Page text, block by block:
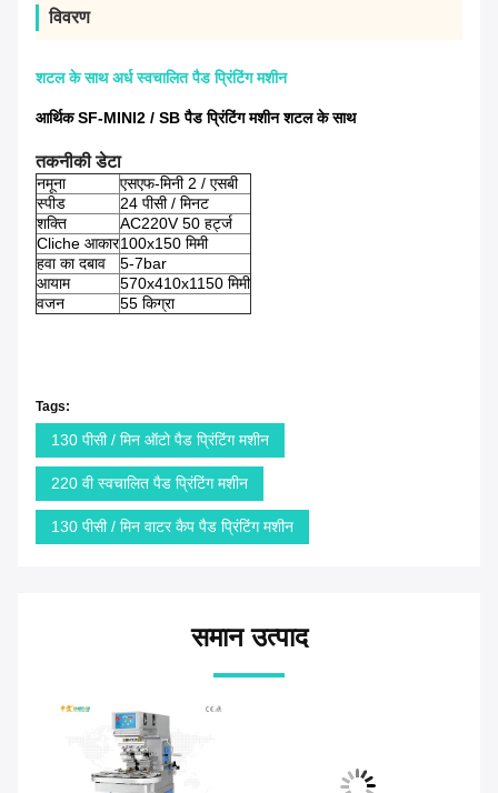
विवरण
शटल के साथ अर्ध स्वचालित पैड प्रिंटिंग मशीन
आर्थिक SF-MINI2 / SB पैड प्रिंटिंग मशीन शटल के साथ
तकनीकी डेटा
नमूना
एसएफ-मिनी 2 / एसबी
स्पीड
24 पीसी / मिनट
शक्ति
AC220V 50 हर्ट्ज
Cliche आकार100x150 मिमी
हवा का दबाव
5-7bar
आयाम
570x410x1150 मिमी
वजन
55 किग्रा
Tags:
130 पीसी / मिन ऑटो पैड प्रिंटिंग मशीन
220 वी स्वचालित पैड प्रिंटिंग मशीन
130 पीसी / मिन वाटर कैप पैड प्रिंटिंग मशीन
समान उत्पाद